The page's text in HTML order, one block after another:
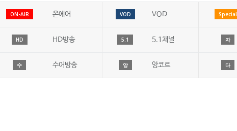
ON-AIR 온에어 VOD VOD Special
HD HD방송 5.1 5.1채널 자
수 수어방송 앙 앙코르 다